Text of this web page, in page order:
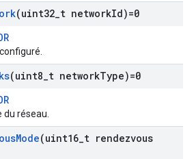
(uint32 t networkId)=0
(uint8 t networkType)=0
réseau.
Mode(uint16 t rendezvous